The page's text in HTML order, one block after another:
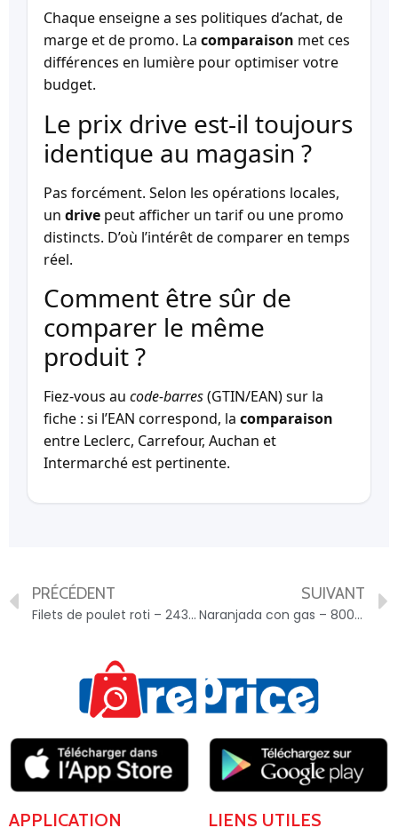
Chaque enseigne a ses politiques d’achat, de
marge et de promo. La comparaison met ces
différences en lumière pour optimiser votre
budget.
Le prix drive est-il toujours
identique au magasin ?
Pas forcément. Selon les opérations locales,
un drive peut afficher un tarif ou une promo
distincts. D’où l’intérêt de comparer en temps
réel.
Comment être sûr de
comparer le même
produit ?
Fiez-vous au code-barres(GTIN/EAN) sur la
fiche : si l’EAN correspond, la comparaison
entre Leclerc, Carrefour, Auchan et
Intermarché est pertinente.
PRÉCÉDENT
Filets de poulet roti – 2431628042055
SUIVANT
Naranjada con gas – 8002270816475
APPLICATION LIENS UTILES